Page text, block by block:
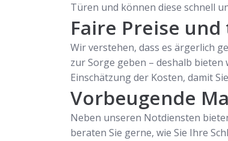
Türen und können diese schnell
Faire Preise
Wir verstehen, dass es ärgerlich
zur Sorge geben – deshalb
Einschätzung der Kosten, damit
Vorbeugende
Neben unseren Notdiensten
beraten Sie gerne, wie Sie Ihre